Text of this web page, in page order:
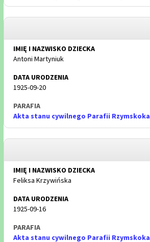
Antoni Martyniuk
1925-09-20
Akta stanu cywilnego Parafii
Feliksa Krzywińska
1925-09-16
Akta stanu cywilnego Parafii